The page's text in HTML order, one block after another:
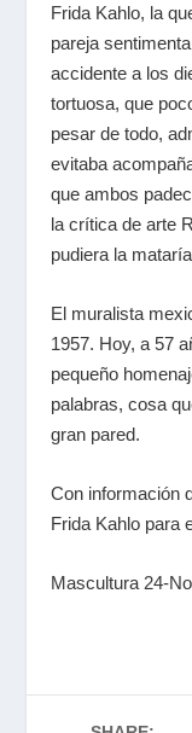
Frida Kahlo, la
pareja
accidente a los
tortuosa, que
pesar de todo,
evitaba
que ambos
la crítica de arte
pudiera la
El muralista
1957. Hoy, a 57
pequeño
palabras, cosa
gran pared.
Con información
Frida Kahlo para
Mascultura 24-